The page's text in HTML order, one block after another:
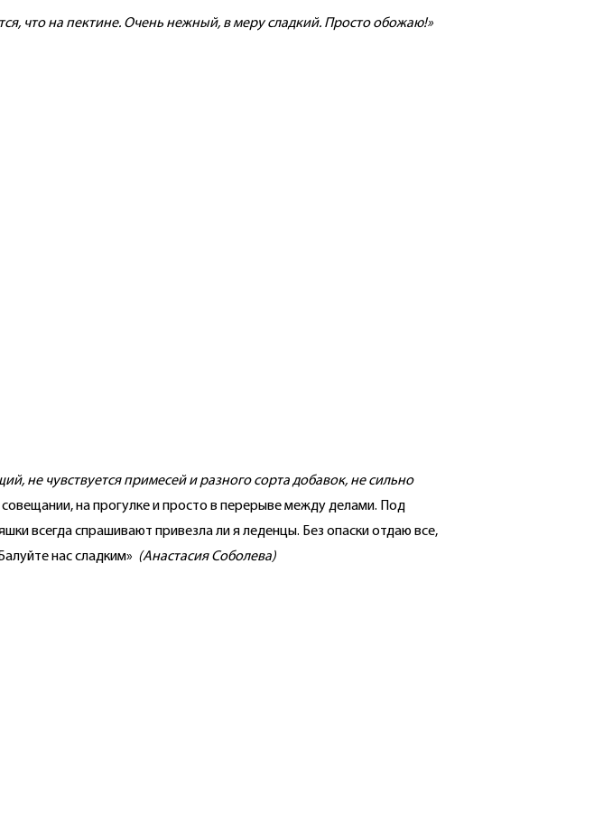
что на пектине. Очень нежный, в меру сладкий. Просто обожаю!»
не чувствуется примесей и разного сорта добавок, не сильно
на прогулке и просто в перерыве между делами. Под
всегда спрашивают привезла ли я леденцы. Без опаски отдаю все,
нас сладким» (Анастасия Соболева)